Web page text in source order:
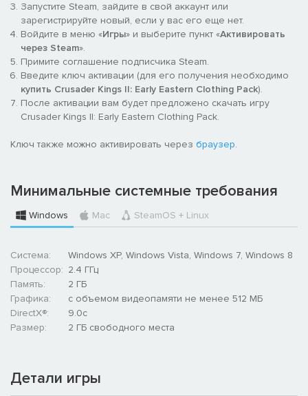
Запустите Steam, зайдите в свой аккаунт или
зарегистрируйте новый, если у вас его еще нет.
Войдите в меню «Игры» и выберите пункт «Активировать
через Steam».
Примите соглашение подписчика Steam.
Введите ключ активации (для его получения необходимо
купить Crusader Kings II: Early Eastern Clothing Pack).
После активации вам будет предложено скачать игру
Crusader Kings II: Early Eastern Clothing Pack.
Ключ также можно активировать через браузер.
Минимальные системные требования
Windows Mac SteamOS + Linux
Система:
Windows XP, Windows Vista, Windows 7, Windows 8
Процессор: 2.4 ГГц
Память:
2 ГБ
Графика:
с объемом видеопамяти не менее 512 МБ
DirectX®:
9.0c
Размер:
2 ГБ свободного места
Детали игры